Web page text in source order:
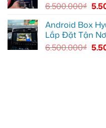
6.500.000₫
Android Box
Lắp Đặt Tận
6.500.000₫